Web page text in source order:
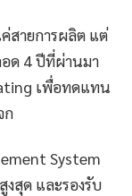
สายการผลิต แต่
ด 4 ปีที่ผ่านมา
เพื่อทดแทน
ก
System
สุด และรองรับ